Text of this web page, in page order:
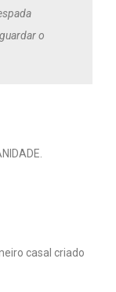
o
casal criado